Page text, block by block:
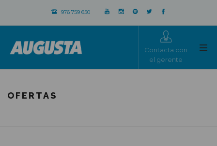
976 759 650
Contacta con
el gerente
OFERTAS